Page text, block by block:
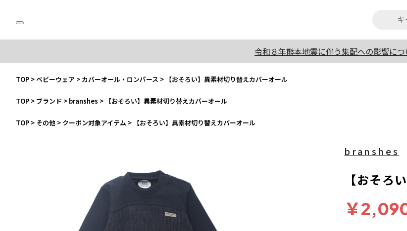
令和８年熊本地震に伴う集配への影響につ
TOP >ベビーウェア > カバーオール・ロンパース > 【おそろい】異素材切り替えカバーオール
TOP > ブランド > branshes > 【おそろい】異素材切り替えカバーオール
TOP > その他 > クーポン対象アイテム > 【おそろい】異素材切り替えカバーオール
branshes
【おそろ
￥